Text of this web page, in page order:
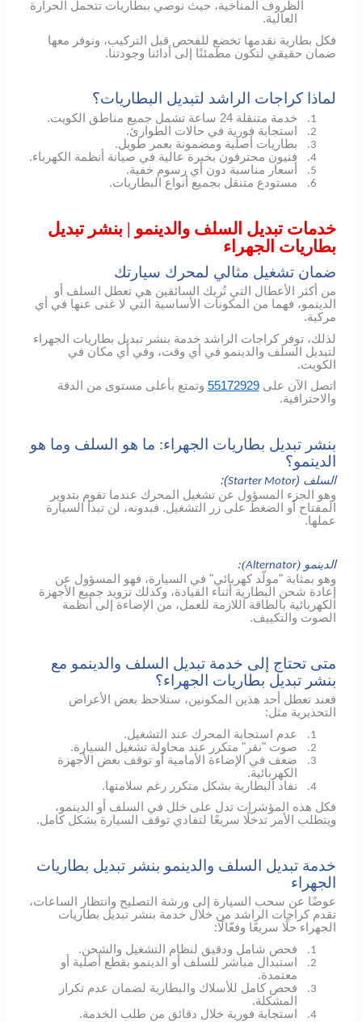
الظروف المناخية، حيث نوصي ببطاريات تتحمل الحرارة
العالية.
فكل بطارية نقدمها تخضع للفحص قبل التركيب، ونوفر معها
ضمان حقيقي لتكون مطمئنًا إلى أدائنا وجودتنا.
لماذا كراجات الراشد لتبديل البطاريات؟
1. خدمة متنقلة 24 ساعة تشمل جميع مناطق الكويت.
2. استجابة فورية في حالات الطوارئ.
3. بطاريات أصلية ومضمونة بعمر طويل.
4. فنيون محترفون بخبرة عالية في صيانة أنظمة الكهرباء.
5. أسعار مناسبة دون أي رسوم خفية.
6. مستودع متنقل بجميع أنواع البطاريات.
خدمات تبديل السلف والدينمو | بنشر تبديل
بطاريات الجهراء
ضمان تشغيل مثالي لمحرك سيارتك
من أكثر الأعطال التي تُربك السائقين هي تعطل السلف أو
الدينمو، فهما من المكونات الأساسية التي لا غنى عنها في أي
مركبة.
لذلك، توفر كراجات الراشد خدمة بنشر تبديل بطاريات الجهراء
لتبديل السلف والدينمو في أي وقت، وفي أي مكان في
الكويت.
اتصل الآن على55172929 وتمتع بأعلى مستوى من الدقة
والاحترافية.
بنشر تبديل بطاريات الجهراء: ما هو السلف وما هو
الدينمو؟
السلف (Starter Motor
):
وهو الجزء المسؤول عن تشغيل المحرك عندما تقوم بتدوير
المفتاح أو الضغط على زر التشغيل. فبدونه، لن تبدأ السيارة
عملها.
الدينمو (Alternator
):
وهو بمثابة "مولّد كهربائي" في السيارة، فهو المسؤول عن
إعادة شحن البطارية أثناء القيادة، وكذلك تزويد جميع الأجهزة
الكهربائية بالطاقة اللازمة للعمل، من الإضاءة إلى أنظمة
الصوت والتكييف.
متى تحتاج إلى خدمة تبديل السلف والدينمو مع
بنشر تبديل بطاريات الجهراء؟
فعند تعطل أحد هذين المكونين، ستلاحظ بعض الأعراض
التحذيرية مثل:
1. عدم استجابة المحرك عند التشغيل.
2. صوت "نقر" متكرر عند محاولة تشغيل السيارة.
3.
ضعف في الإضاءة الأمامية أو توقف بعض الأجهزة
الكهربائية.
4.
نفاد البطارية بشكل متكرر رغم سلامتها.
فكل هذه المؤشرات تدل على خلل في السلف أو الدينمو،
ويتطلب الأمر تدخلًا سريعًا لتفادي توقف السيارة بشكل كامل.
خدمة تبديل السلف والدينمو بنشر تبديل بطاريات
الجهراء
عوضًا عن سحب السيارة إلى ورشة التصليح وانتظار الساعات،
تقدم كراجات الراشد من خلال خدمة بنشر تبديل بطاريات
الجهراء حلًا سريعًا وفعّالًا:
1. فحص شامل ودقيق لنظام التشغيل والشحن.
2.
استبدال مباشر للسلف أو الدينمو بقطع أصلية أو
معتمدة.
3.
فحص كامل للأسلاك والبطارية لضمان عدم تكرار
المشكلة.
4. استجابة فورية خلال دقائق من طلب الخدمة.